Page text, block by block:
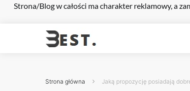
Strona/Blog w całości ma charakter reklamowy, a
Strona główna Jaką propozycję posiadają